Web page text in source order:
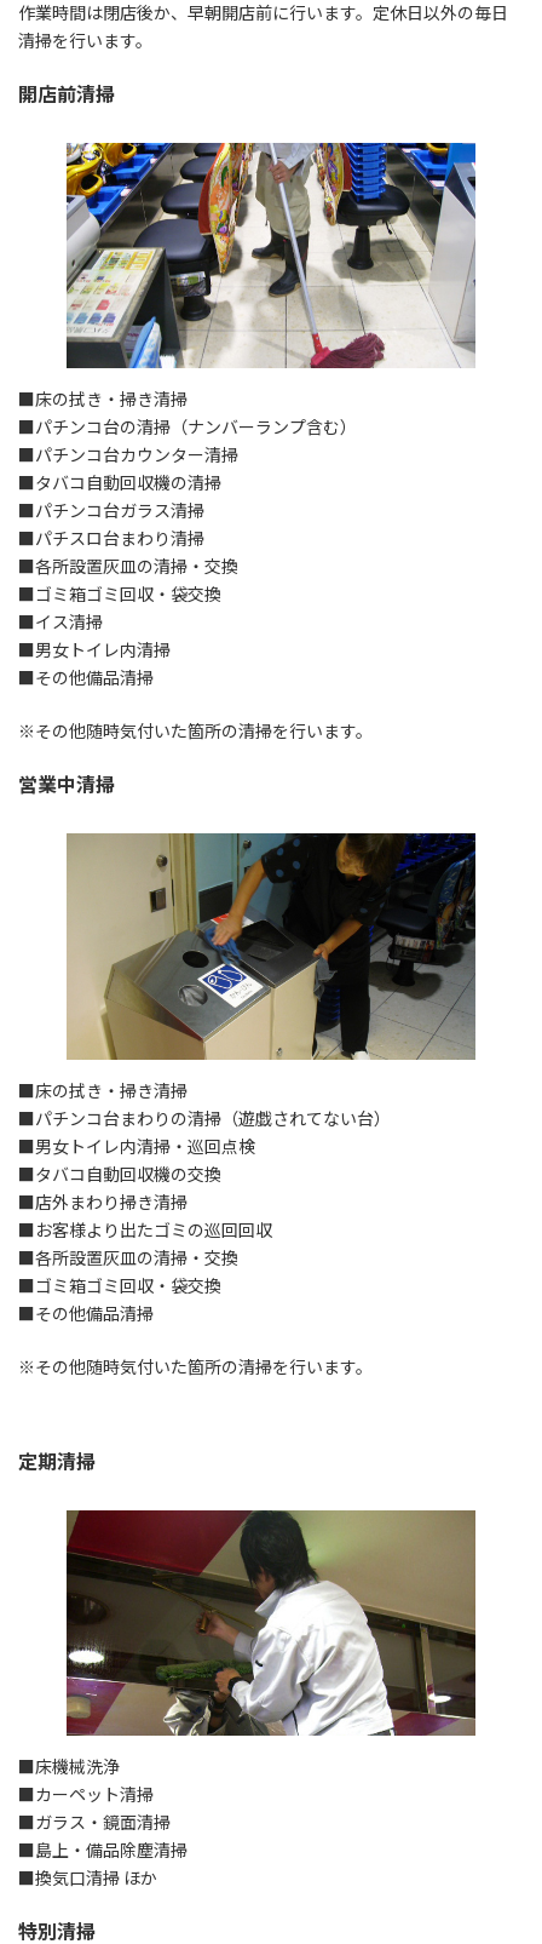
作業時間は閉店後か、早朝開店前に行います。定休日以外の毎日
清掃を行います。
開店前清掃
■床の拭き・掃き清掃
■パチンコ台の清掃（ナンバーランプ含む）
■パチンコ台カウンター清掃
■タバコ自動回収機の清掃
■パチンコ台ガラス清掃
■パチスロ台まわり清掃
■各所設置灰皿の清掃・交換
■ゴミ箱ゴミ回収・袋交換
■イス清掃
■男女トイレ内清掃
■その他備品清掃
※その他随時気付いた箇所の清掃を行います。
営業中清掃
■床の拭き・掃き清掃
■パチンコ台まわりの清掃（遊戯されてない台）
■男女トイレ内清掃・巡回点検
■タバコ自動回収機の交換
■店外まわり掃き清掃
■お客様より出たゴミの巡回回収
■各所設置灰皿の清掃・交換
■ゴミ箱ゴミ回収・袋交換
■その他備品清掃
※その他随時気付いた箇所の清掃を行います。
定期清掃
■床機械洗浄
■カーペット清掃
■ガラス・鏡面清掃
■島上・備品除塵清掃
■換気口清掃 ほか
特別清掃